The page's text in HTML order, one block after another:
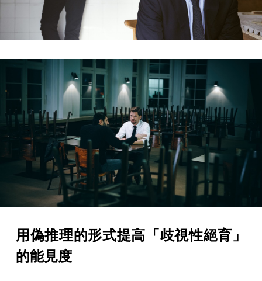
用偽推理的形式提高「歧視性絕育」
的能見度